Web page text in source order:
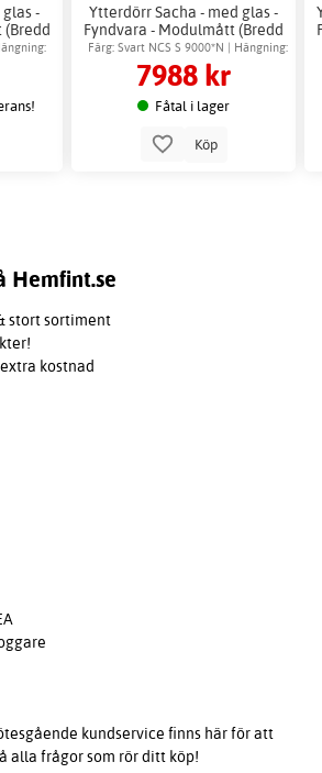
-
(Bredd
Ytterdörr Sacha - med glas -
Fyndvara - Modulmått (Bredd
| Höjd dm): 10x21
Färg: Svart NCS S 9000*N | Hängning:
Vänsterhängd
7988 kr
Fåtal i lager
Köp
Hemfint.se
stort sortiment
kostnad
kundservice finns här för att
alla frågor som rör ditt köp!